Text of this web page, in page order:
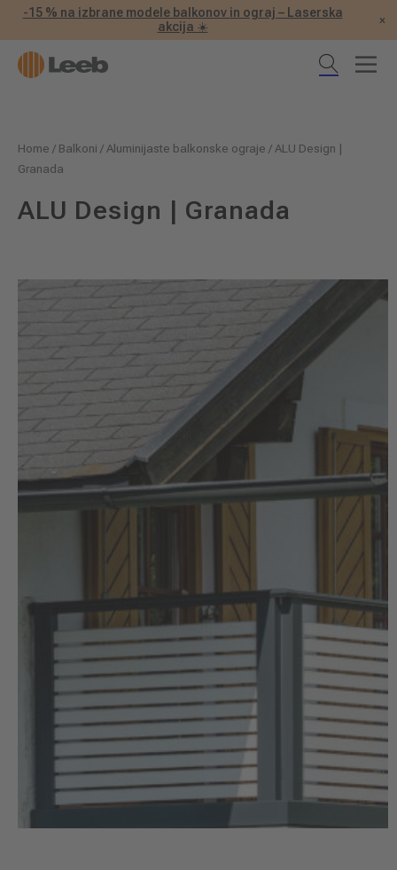
-15 % na izbrane modele balkonov in ograj – Laserska
akcija ☀️
×
Home / Balkoni /Aluminijaste balkonske ograje /ALU Design |
Granada
ALU Design | Granada